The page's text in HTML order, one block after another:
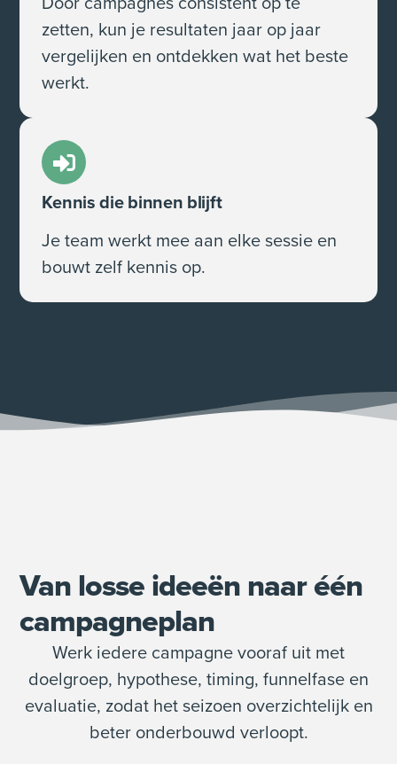
zetten, kun je resultaten jaar op jaar
vergelijken en ontdekken wat het beste
werkt.
Kennis die binnen blijft
Je team werkt mee aan elke sessie en
bouwt zelf kennis op.
Van losse ideeën naar één
campagneplan
Werk iedere campagne vooraf uit met
doelgroep, hypothese, timing, funnelfase en
evaluatie, zodat het seizoen overzichtelijk en
beter onderbouwd verloopt.